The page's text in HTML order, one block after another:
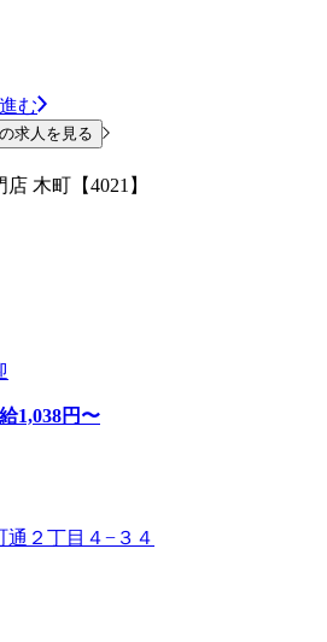
む
求人を見る
木町【4021】
1,038円〜
２丁目４−３４